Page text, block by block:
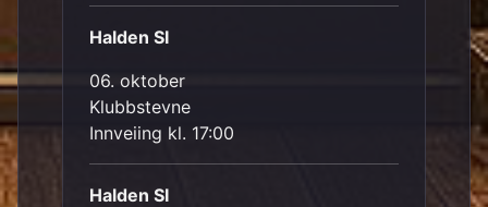
Halden SI
06. oktober
Klubbstevne
Innveiing kl. 17:00
Halden SI